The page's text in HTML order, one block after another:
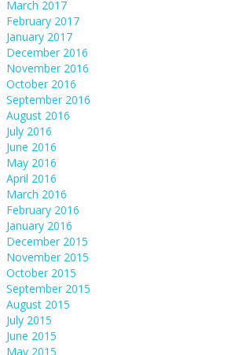
March 2017
February 2017
January 2017
December 2016
November 2016
October 2016
September 2016
August 2016
July 2016
June 2016
May 2016
April 2016
March 2016
February 2016
January 2016
December 2015
November 2015
October 2015
September 2015
August 2015
July 2015
June 2015
May 2015